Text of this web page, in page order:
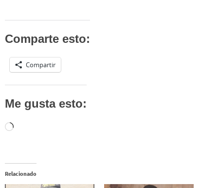
Comparte esto:
Compartir
Me gusta esto:
Cargando...
Relacionado